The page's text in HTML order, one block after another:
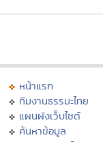
หน้าแรก
ทีมงานธรรมะไทย
แผนผังเว็บไซต์
ค้นหาข้อมูล